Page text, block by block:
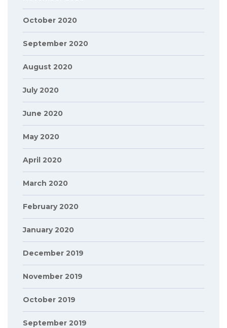
October 2020
September 2020
August 2020
July 2020
June 2020
May 2020
April 2020
March 2020
February 2020
January 2020
December 2019
November 2019
October 2019
September 2019